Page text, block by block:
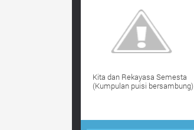
Kita dan Rekayasa Semesta
(Kumpulan puisi bersambung)